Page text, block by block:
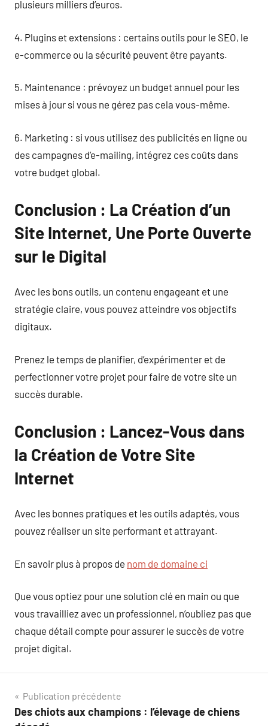
plusieurs milliers d’euros.
4. Plugins et extensions : certains outils pour le SEO, le
e-commerce ou la sécurité peuvent être payants.
5. Maintenance : prévoyez un budget annuel pour les
mises à jour si vous ne gérez pas cela vous-même.
6. Marketing : si vous utilisez des publicités en ligne ou
des campagnes d’e-mailing, intégrez ces coûts dans
votre budget global.
Conclusion : La Création d’un
Site Internet, Une Porte Ouverte
sur le Digital
Avec les bons outils, un contenu engageant et une
stratégie claire, vous pouvez atteindre vos objectifs
digitaux.
Prenez le temps de planifier, d’expérimenter et de
perfectionner votre projet pour faire de votre site un
succès durable.
Conclusion : Lancez-Vous dans
la Création de Votre Site
Internet
Avec les bonnes pratiques et les outils adaptés, vous
pouvez réaliser un site performant et attrayant.
En savoir plus à propos de nom de domaine ci
Que vous optiez pour une solution clé en main ou que
vous travailliez avec un professionnel, n’oubliez pas que
chaque détail compte pour assurer le succès de votre
projet digital.
Navigation
de
Publication précédente
Des chiots aux champions : l’élevage de chiens